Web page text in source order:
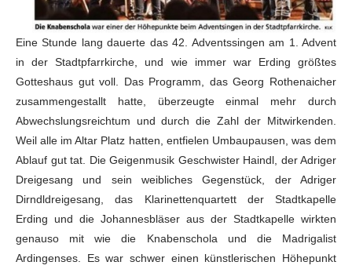
Eine Stunde lang dauerte das 42. Adventssingen am 1. Advent
in der Stadtpfarrkirche, und wie immer war Erding größtes
Gotteshaus gut voll. Das Programm, das Georg Rothenaicher
zusammengestallt hatte, überzeugte einmal mehr durch
Abwechslungsreichtum und durch die Zahl der Mitwirkenden.
Weil alle im Altar Platz hatten, entfielen Umbaupausen, was dem
Ablauf gut tat. Die Geigenmusik Geschwister Haindl, der Adriger
Dreigesang und sein weibliches Gegenstück, der Adriger
Dirndldreigesang, das Klarinettenquartett der Stadtkapelle
Erding und die Johannesbläser aus der Stadtkapelle wirkten
genauso mit wie die Knabenschola und die Madrigalist
Ardingenses. Es war schwer einen künstlerischen Höhepunkt